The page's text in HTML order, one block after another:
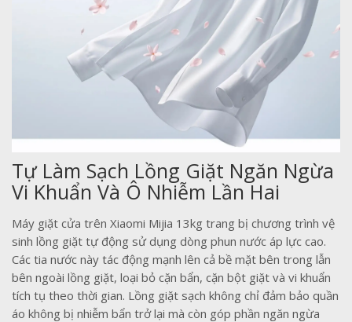
Tự Làm Sạch Lồng Giặt Ngăn Ngừa
Vi Khuẩn Và Ô Nhiễm Lần Hai
Máy giặt cửa trên Xiaomi Mijia 13kg trang bị chương trình vệ
sinh lồng giặt tự động sử dụng dòng phun nước áp lực cao.
Các tia nước này tác động mạnh lên cả bề mặt bên trong lẫn
bên ngoài lồng giặt, loại bỏ cặn bẩn, cặn bột giặt và vi khuẩn
tích tụ theo thời gian. Lồng giặt sạch không chỉ đảm bảo quần
áo không bị nhiễm bẩn trở lại mà còn góp phần ngăn ngừa